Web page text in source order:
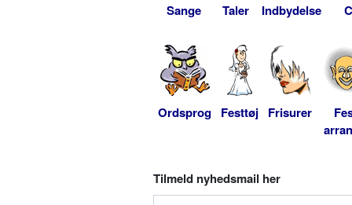
Sange Taler Indbydelse
Ordsprog Festtøj Frisurer
Tilmeld nyhedsmail her